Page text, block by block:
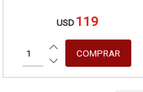
USD 119